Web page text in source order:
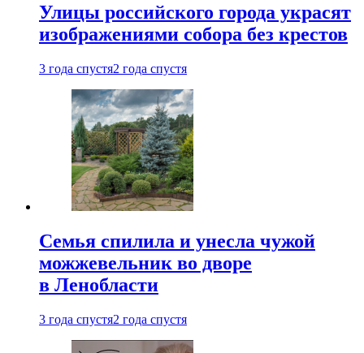
Улицы российского города украсят
изображениями собора без крестов
3 года спустя2 года спустя
Семья спилила и унесла чужой
можжевельник во дворе
в Ленобласти
3 года спустя2 года спустя